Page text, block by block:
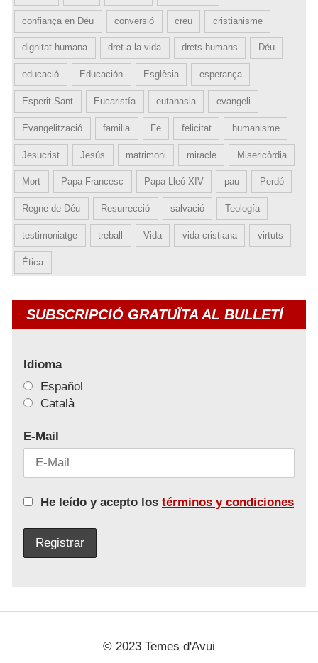
confiança en Déu conversió creu cristianisme
dignitat humana dret a la vida drets humans Déu
educació Educación Esglèsia esperança
Esperit Sant Eucaristía eutanasia evangeli
Evangelització familia Fe felicitat humanisme
Jesucrist Jesús matrimoni miracle Misericòrdia
Mort Papa Francesc Papa Lleó XIV pau Perdó
Regne de Déu Resurrecció salvació Teología
testimoniatge treball Vida vida cristiana virtuts
Ética
SUBSCRIPCIÓ GRATUÏTA AL BULLETÍ
Idioma
Español
Català
E-Mail
He leído y acepto los términos y condiciones
© 2023 Temes d'Avui